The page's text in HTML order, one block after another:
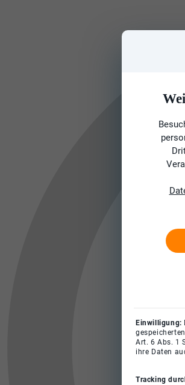
Einwilligung:
Art. 6 Abs. 1
ihre Daten
Tracking